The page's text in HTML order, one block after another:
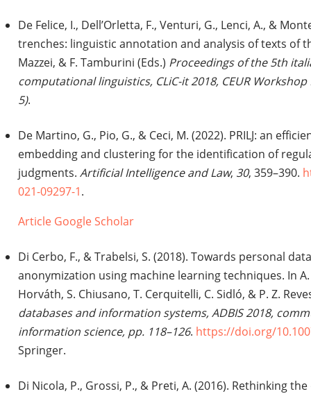
De Felice, I., Dell’Orletta, F., Venturi, G., Lenci, A., &
trenches: linguistic annotation and analysis of texts of
Mazzei, & F. Tamburini (Eds.) Proceedings of the 5th
computational linguistics, CLiC-it 2018, CEUR
5).
De Martino, G., Pio, G., & Ceci, M. (2022). PRILJ: an
embedding and clustering for the identification of
judgments. Artificial Intelligence and Law, 30, 359–390.
021-09297-1.
Article Google Scholar
Di Cerbo, F., & Trabelsi, S. (2018). Towards personal
anonymization using machine learning techniques. In A.
Horváth, S. Chiusano, T. Cerquitelli, C. Sidló, & P. Z.
databases and information systems, ADBIS 2018,
information science, pp. 118–126. https://doi.org/
Springer.
Di Nicola, P., Grossi, P., & Preti, A. (2016). Rethinking